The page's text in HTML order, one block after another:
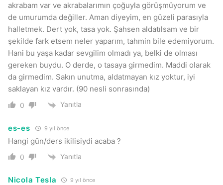
akrabam var ve akrabalarımın çoğuyla görüşmüyorum ve
de umurumda değiller. Aman diyeyim, en güzeli parasıyla
halletmek. Dert yok, tasa yok. Şahsen aldatılsam ve bir
şekilde fark etsem neler yaparım, tahmin bile edemiyorum.
Hani bu yaşa kadar sevgilim olmadı ya, belki de olması
gereken buydu. O derde, o tasaya girmedim. Maddi olarak
da girmedim. Sakın unutma, aldatmayan kız yoktur, iyi
saklayan kız vardır. (90 nesli sonrasında)
0 Yanıtla
es-es 9 yıl önce
Hangi gün/ders ikilisiydi acaba ?
0 Yanıtla
Nicola Tesla 9 yıl önce